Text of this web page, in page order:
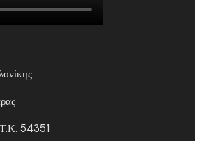
54351